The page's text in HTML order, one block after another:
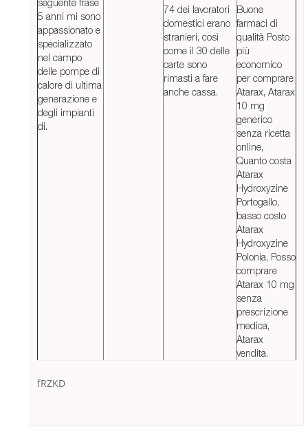
seguente frase
5 anni mi sono
appassionato e
specializzato
nel campo
delle pompe di
calore di ultima
generazione e
degli impianti
di.
74 dei lavoratori
domestici erano
stranieri, così
come il 30 delle
carte sono
rimasti a fare
anche cassa.
Buone
farmaci di
qualità Posto
più
economico
per comprare
Atarax, Atarax
10 mg
generico
senza ricetta
online,
Quanto costa
Atarax
Hydroxyzine
Portogallo,
basso costo
Atarax
Hydroxyzine
Polonia, Posso
comprare
Atarax 10 mg
senza
prescrizione
medica,
Atarax
vendita.
fRZKD